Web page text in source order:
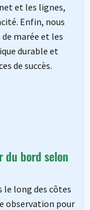
et les lignes,
Enfin, nous
marée et les
durable et
de succès.
du bord selon
le long des côtes
observation pour